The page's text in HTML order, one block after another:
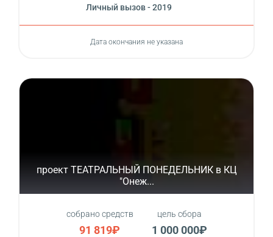
Личный вызов - 2019
Дата окончания не указана
проект ТЕАТРАЛЬНЫЙ ПОНЕДЕЛЬНИК в КЦ
"Онеж...
собрано средств
91 819₽
цель сбора
1 000 000₽